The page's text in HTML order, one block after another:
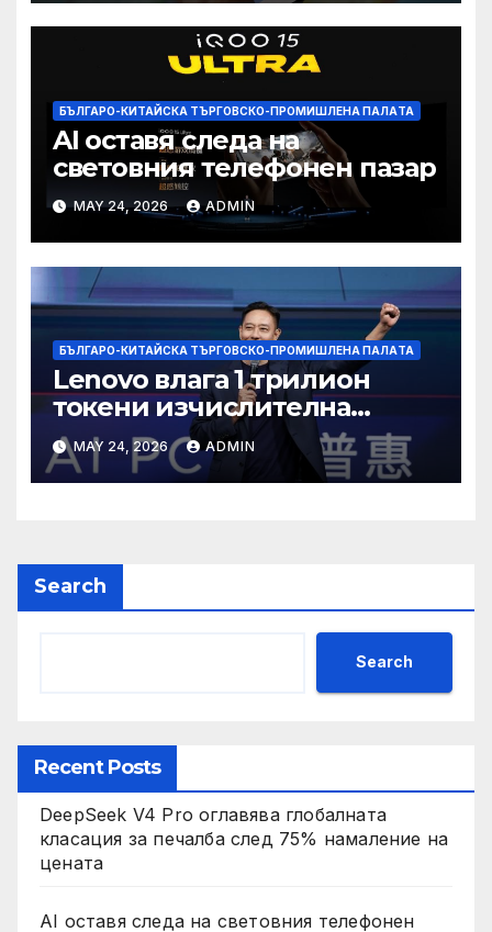
БЪЛГАРО-КИТАЙСКА ТЪРГОВСКО-ПРОМИШЛЕНА ПАЛAТА
AI оставя следа на
световния телефонен пазар
MAY 24, 2026 ADMIN
БЪЛГАРО-КИТАЙСКА ТЪРГОВСКО-ПРОМИШЛЕНА ПАЛAТА
Lenovo влага 1 трилион
токени изчислителна
мощност в AI екосистемата
MAY 24, 2026 ADMIN
Search
Search
Recent Posts
DeepSeek V4 Pro оглавява глобалната
класация за печалба след 75% намаление на
цената
AI оставя следа на световния телефонен